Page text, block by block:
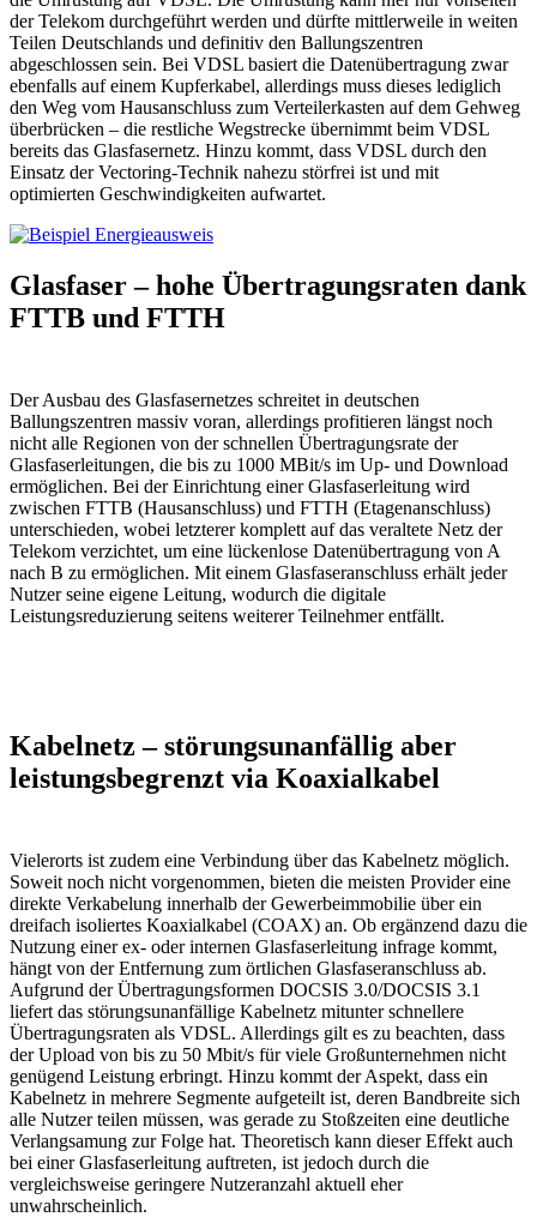
der Telekom durchgeführt werden und dürfte mittlerweile in weiten
Teilen Deutschlands und definitiv den Ballungszentren
abgeschlossen sein. Bei VDSL basiert die Datenübertragung zwar
ebenfalls auf einem Kupferkabel, allerdings muss dieses lediglich
den Weg vom Hausanschluss zum Verteilerkasten auf dem Gehweg
überbrücken – die restliche Wegstrecke übernimmt beim VDSL
bereits das Glasfasernetz. Hinzu kommt, dass VDSL durch den
Einsatz der Vectoring-Technik nahezu störfrei ist und mit
optimierten Geschwindigkeiten aufwartet.
Glasfaser – hohe Übertragungsraten dank
FTTB und FTTH
Der Ausbau des Glasfasernetzes schreitet in deutschen
Ballungszentren massiv voran, allerdings profitieren längst noch
nicht alle Regionen von der schnellen Übertragungsrate der
Glasfaserleitungen, die bis zu 1000 MBit/s im Up- und Download
ermöglichen. Bei der Einrichtung einer Glasfaserleitung wird
zwischen FTTB (Hausanschluss) und FTTH (Etagenanschluss)
unterschieden, wobei letzterer komplett auf das veraltete Netz der
Telekom verzichtet, um eine lückenlose Datenübertragung von A
nach B zu ermöglichen. Mit einem Glasfaseranschluss erhält jeder
Nutzer seine eigene Leitung, wodurch die digitale
Leistungsreduzierung seitens weiterer Teilnehmer entfällt.
Kabelnetz – störungsunanfällig aber
leistungsbegrenzt via Koaxialkabel
Vielerorts ist zudem eine Verbindung über das Kabelnetz möglich.
Soweit noch nicht vorgenommen, bieten die meisten Provider eine
direkte Verkabelung innerhalb der Gewerbeimmobilie über ein
dreifach isoliertes Koaxialkabel (COAX) an. Ob ergänzend dazu die
Nutzung einer ex- oder internen Glasfaserleitung infrage kommt,
hängt von der Entfernung zum örtlichen Glasfaseranschluss ab.
Aufgrund der Übertragungsformen DOCSIS 3.0/DOCSIS 3.1
liefert das störungsunanfällige Kabelnetz mitunter schnellere
Übertragungsraten als VDSL. Allerdings gilt es zu beachten, dass
der Upload von bis zu 50 Mbit/s für viele Großunternehmen nicht
genügend Leistung erbringt. Hinzu kommt der Aspekt, dass ein
Kabelnetz in mehrere Segmente aufgeteilt ist, deren Bandbreite sich
alle Nutzer teilen müssen, was gerade zu Stoßzeiten eine deutliche
Verlangsamung zur Folge hat. Theoretisch kann dieser Effekt auch
bei einer Glasfaserleitung auftreten, ist jedoch durch die
vergleichsweise geringere Nutzeranzahl aktuell eher
unwahrscheinlich.